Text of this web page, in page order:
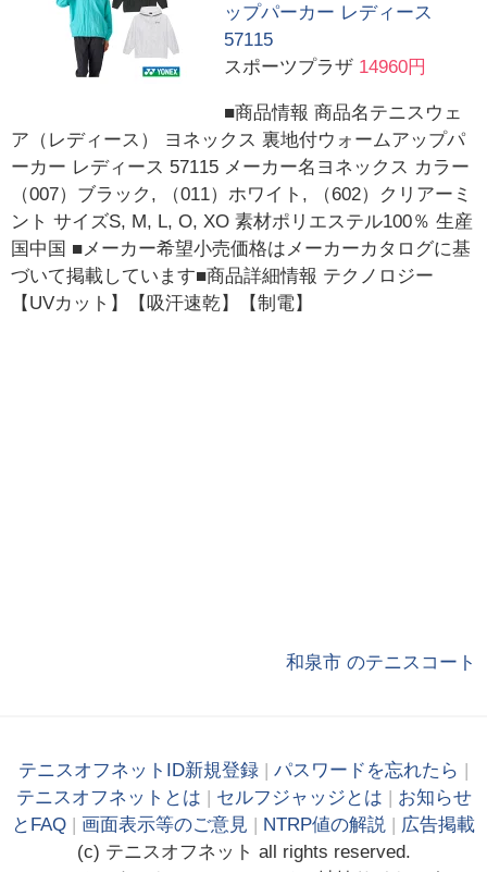
ップパーカー レディース
57115
スポーツプラザ 14960円
■商品情報 商品名テニスウェ
ア（レディース） ヨネックス 裏地付ウォームアップパ
ーカー レディース 57115 メーカー名ヨネックス カラー
（007）ブラック, （011）ホワイト, （602）クリアーミ
ント サイズS, M, L, O, XO 素材ポリエステル100％ 生産
国中国 ■メーカー希望小売価格はメーカーカタログに基
づいて掲載しています■商品詳細情報 テクノロジー
【UVカット】【吸汗速乾】【制電】
和泉市 のテニスコート
テニスオフネットID新規登録 | パスワードを忘れたら |
テニスオフネットとは | セルフジャッジとは | お知らせ
とFAQ | 画面表示等のご意見 | NTRP値の解説 | 広告掲載
(c) テニス オフネット all rights reserved.